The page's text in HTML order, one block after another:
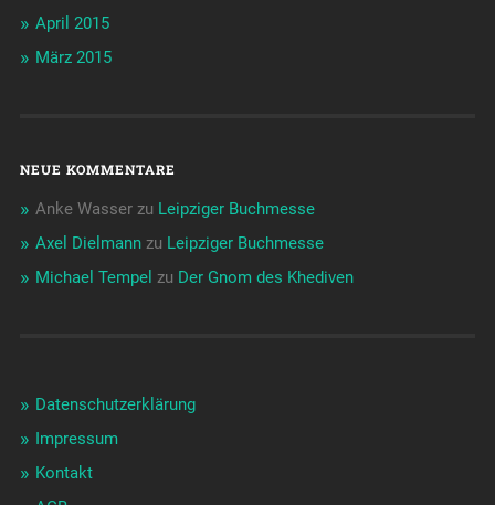
April 2015
März 2015
NEUE KOMMENTARE
Anke Wasserzu Leipziger Buchmesse
Axel Dielmannzu Leipziger Buchmesse
Michael Tempel zu Der Gnom des Khediven
Datenschutzerklärung
Impressum
Kontakt